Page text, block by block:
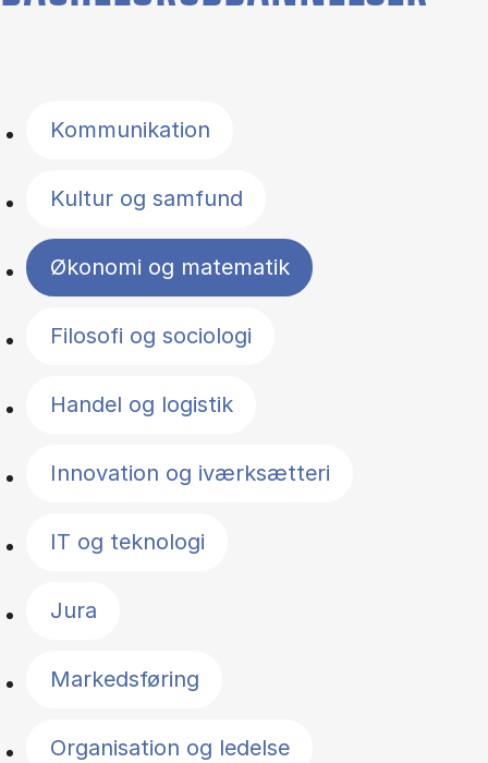
Kommunikation
Kultur og samfund
Økonomi og matematik
Filosofi og sociologi
Handel og logistik
Innovation og iværksætteri
IT og teknologi
Jura
Markedsføring
Organisation og ledelse